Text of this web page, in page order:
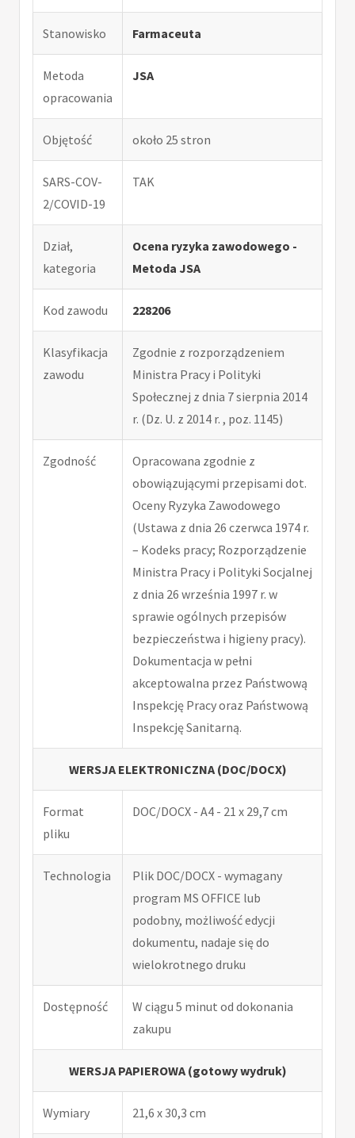
Stanowisko Farmaceuta
Metoda
opracowania
JSA
Objętość około 25 stron
SARS-COV-
2/COVID-19
TAK
Dział,
kategoria
Ocena ryzyka zawodowego -
Metoda JSA
Kod zawodu 228206
Klasyfikacja
zawodu
Zgodnie z rozporządzeniem
Ministra Pracy i Polityki
Społecznej z dnia 7 sierpnia 2014
r. (Dz. U. z 2014 r. , poz. 1145)
Zgodność
Opracowana zgodnie z
obowiązującymi przepisami dot.
Oceny Ryzyka Zawodowego
(Ustawa z dnia 26 czerwca 1974 r.
– Kodeks pracy; Rozporządzenie
Ministra Pracy i Polityki Socjalnej
z dnia 26 września 1997 r. w
sprawie ogólnych przepisów
bezpieczeństwa i higieny pracy).
Dokumentacja w pełni
akceptowalna przez Państwową
Inspekcję Pracy oraz Państwową
Inspekcję Sanitarną.
WERSJA ELEKTRONICZNA (DOC/DOCX)
Format
pliku
DOC/DOCX - A4 - 21 x 29,7 cm
Technologia
Plik DOC/DOCX - wymagany
program MS OFFICE lub
podobny, możliwość edycji
dokumentu, nadaje się do
wielokrotnego druku
Dostępność
W ciągu 5 minut od dokonania
zakupu
WERSJA PAPIEROWA (gotowy wydruk)
Wymiary 21,6 x 30,3 cm